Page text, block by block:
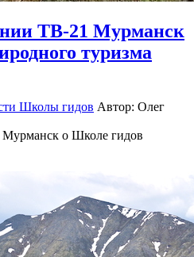
ТВ-21 Мурманск
туризма
Школы гидов Автор: Олег
о Школе гидов